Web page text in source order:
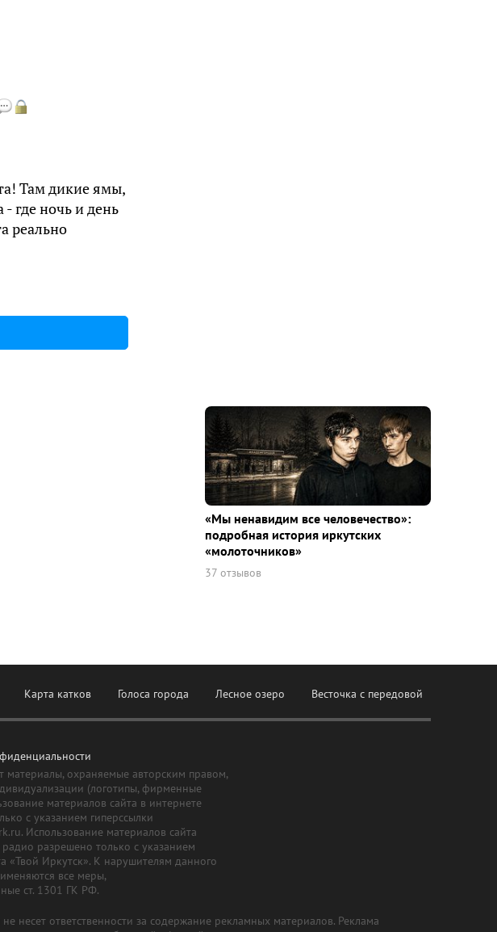
Там дикие ямы,
где ночь и день
реально
«Мы ненавидим все человечество»:
подробная история иркутских
«молоточников»
37 отзывов
Карта катков Голоса города Лесное озеро Весточка с передовой
материалы, охраняемые авторским правом,
(логотипы, фирменные
материалов сайта в интернете
с указанием гиперссылки
Использование материалов сайта
радио разрешено только с указанием
«Твой Иркутск». К нарушителям данного
все меры,
ст. 1301 ГК РФ.
несет ответственности за содержание рекламных материалов. Реклама